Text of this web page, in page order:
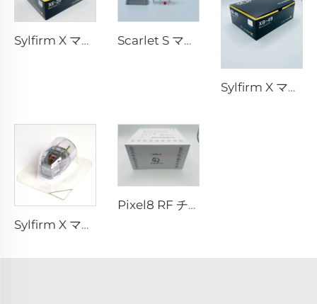
Sylfirm X マイクロニードルRFチップ XE-25 Scarlet S マイクロニードルRF バイポーラー電極 消耗品チップ 25ピン
Sylfirm X マイクロニードルRFスキンケア Sylfirm X 交換用チップ XB-49
Sylfirm X マイクロニードルRFチップ Sylfirm X XE-25 カートリッジ（バイオール社製）
Pixel8 RF チップ